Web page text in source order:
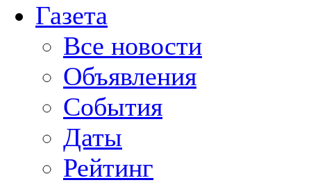
Газета
Все новости
Объявления
События
Даты
Рейтинг